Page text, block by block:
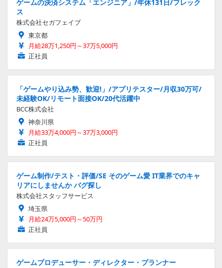
ゲームの決済システム「エンジニア」/年休131日/フレック
ス
株式会社セガフェイブ
東京都
月給28万1,250円～37万5,000円
正社員
「ゲームやり込み勢、歓迎!」/アプリテスター/月収30万可/
未経験OK/リモート面接OK/20代活躍中
BCC株式会社
神奈川県
月給33万4,000円～37万3,000円
正社員
ゲーム制作/テスト・評価/SE そのゲーム愛 IT業界でのキャ
リアにしませんか バグ探し
株式会社スタッフサービス
埼玉県
月給24万5,000円～50万円
正社員
ゲームプロデューサー・ディレクター・プランナー